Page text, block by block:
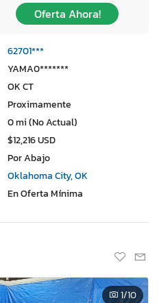
Oferta Ahora!
62701***
YAMA0*******
OK CT
Proximamente
0 mi (No Actual)
$12,216 USD
Por Abajo
Oklahoma City, OK
En Oferta Mínima
1/10